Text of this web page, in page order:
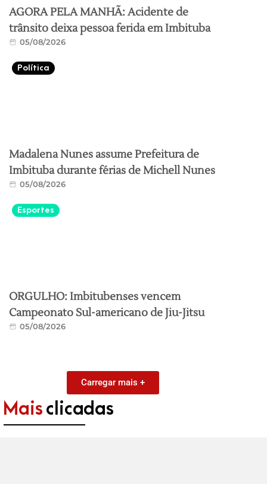
AGORA PELA MANHÃ: Acidente de
trânsito deixa pessoa ferida em Imbituba
05/08/2026
Política
Madalena Nunes assume Prefeitura de
Imbituba durante férias de Michell Nunes
05/08/2026
Esportes
ORGULHO: Imbitubenses vencem
Campeonato Sul-americano de Jiu-Jitsu
05/08/2026
Carregar mais +
Mais clicadas